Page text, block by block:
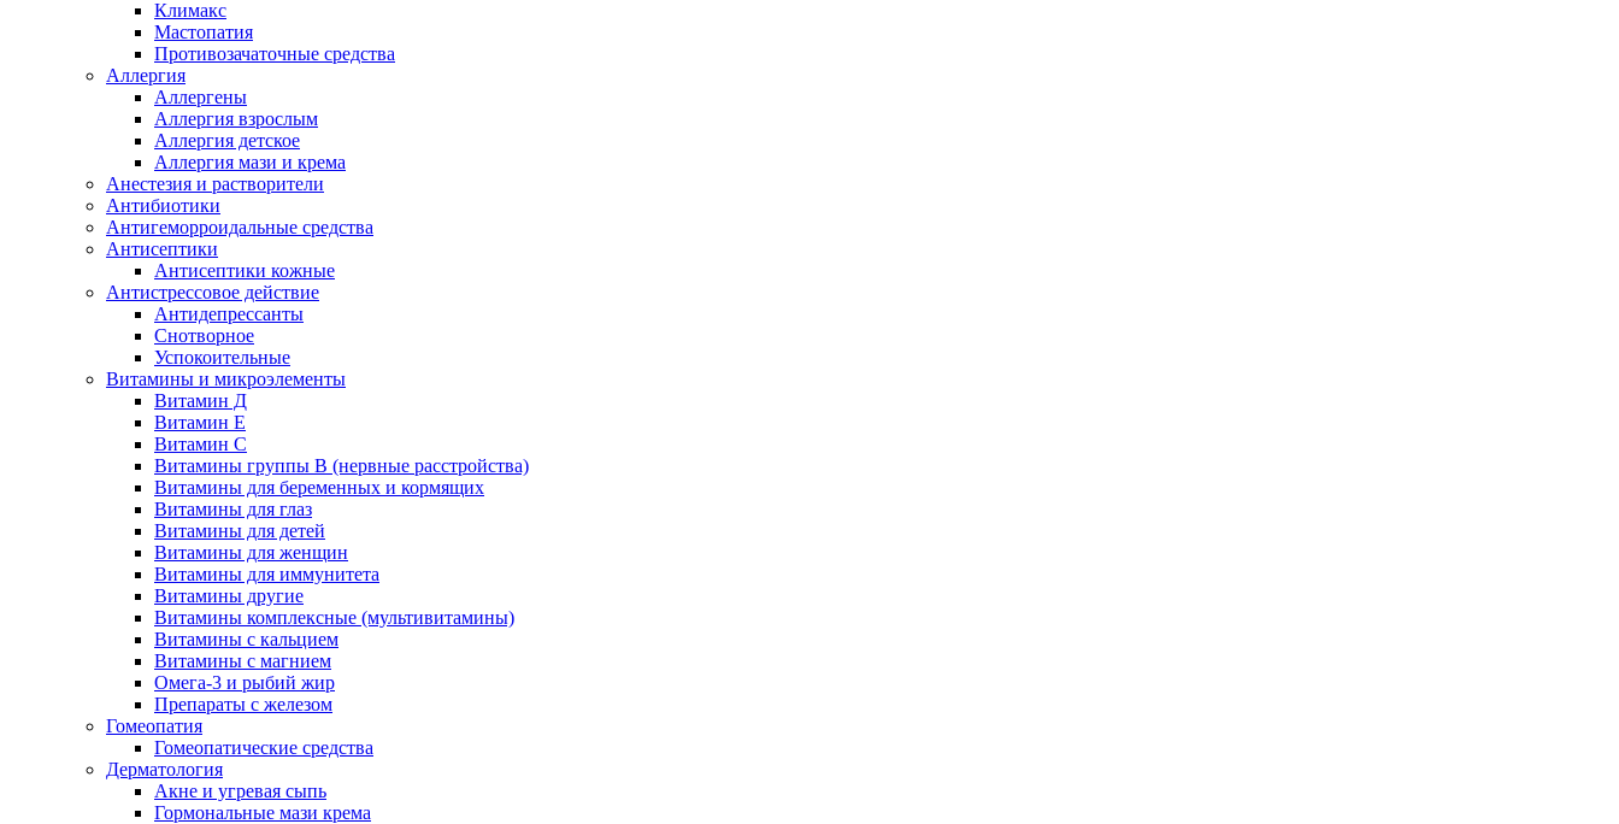
Климакс
Мастопатия
Противозачаточные средства
Аллергия
Аллергены
Аллергия взрослым
Аллергия детское
Аллергия мази и крема
Анестезия и растворители
Антибиотики
Антигеморроидальные средства
Антисептики
Антисептики кожные
Антистрессовое действие
Антидепрессанты
Снотворное
Успокоительные
Витамины и микроэлементы
Витамин Д
Витамин Е
Витамин С
Витамины группы В (нервные расстройства)
Витамины для беременных и кормящих
Витамины для глаз
Витамины для детей
Витамины для женщин
Витамины для иммунитета
Витамины другие
Витамины комплексные (мультивитамины)
Витамины с кальцием
Витамины с магнием
Омега-3 и рыбий жир
Препараты с железом
Гомеопатия
Гомеопатические средства
Дерматология
Акне и угревая сыпь
Гормональные мази крема